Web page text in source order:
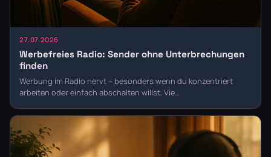
27.07.2026
Werbefreies Radio: Sender ohne Unterbrechungen
finden
Werbung im Radio nervt – besonders wenn du konzentriert
arbeiten oder einfach abschalten willst. Vie…